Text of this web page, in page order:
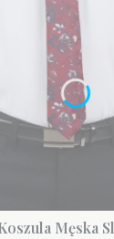
Męska